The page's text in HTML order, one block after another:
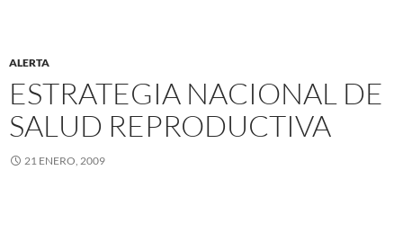
ALERTA
ESTRATEGIA NACIONAL DE
SALUD REPRODUCTIVA
21 ENERO, 2009